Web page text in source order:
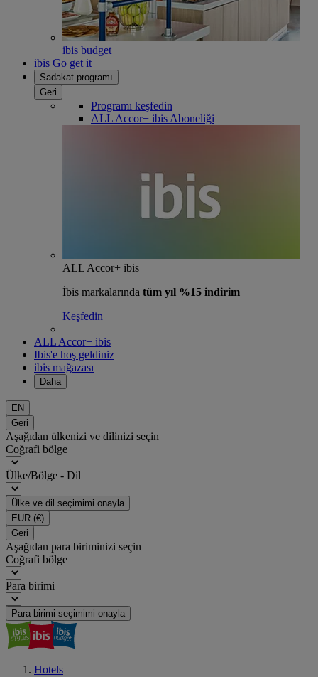
ibis budget
ibis Go get it
Sadakat programı
Geri
Programı keşfedin
ALL Accor+ ibis Aboneliği
ALL Accor+ ibis
İbis markalarında tüm yıl %15 indirim
Keşfedin
ALL Accor+ ibis
Ibis'e hoş geldiniz
ibis mağazası
Daha
EN
Geri
Aşağıdan ülkenizi ve dilinizi seçin
Coğrafi bölge
Ülke/Bölge - Dil
Ülke ve dil seçimimi onayla
EUR (€)
Geri
Aşağıdan para biriminizi seçin
Coğrafi bölge
Para birimi
Para birimi seçimimi onayla
Hotels